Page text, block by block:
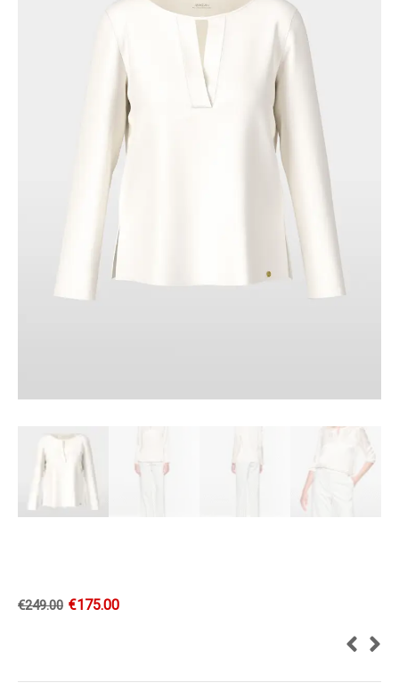
€249.00 €175.00